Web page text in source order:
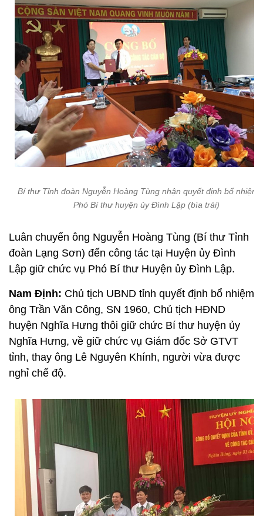
Bí thư Tỉnh đoàn Nguyễn Hoàng Tùng nhận quyết định bổ nhiệm
Phó Bí thư huyện ủy Đình Lập (bìa trái)
Luân chuyển ông Nguyễn Hoàng Tùng (Bí thư Tỉnh
đoàn Lạng Sơn) đến công tác tại Huyện ủy Đình
Lập giữ chức vụ Phó Bí thư Huyện ủy Đình Lập.
Nam Định: Chủ tịch UBND tỉnh quyết định bổ nhiệm
ông Trần Văn Công, SN 1960, Chủ tịch HĐND
huyện Nghĩa Hưng thôi giữ chức Bí thư huyện ủy
Nghĩa Hưng, về giữ chức vụ Giám đốc Sở GTVT
tỉnh, thay ông Lê Nguyên Khính, người vừa được
nghỉ chế độ.